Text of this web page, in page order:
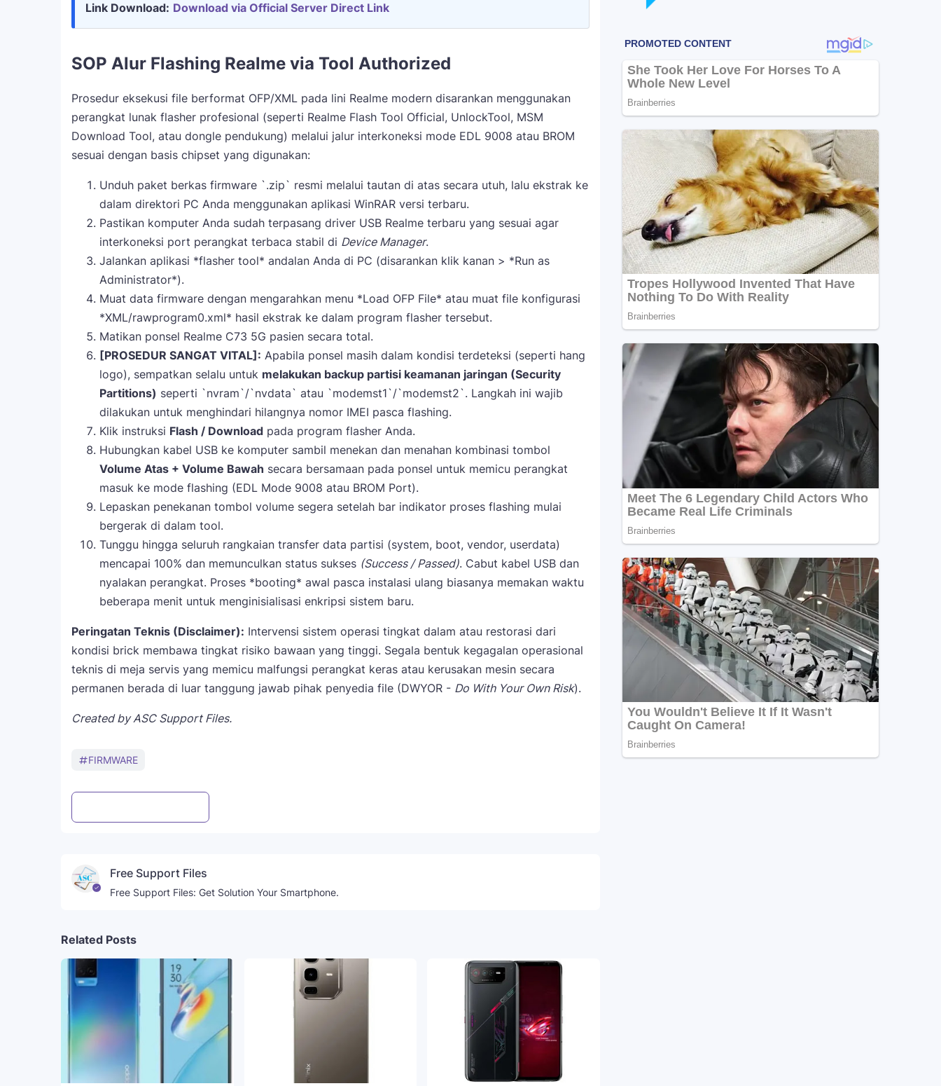
Link Download: Download via Official Server Direct Link
SOP Alur Flashing Realme via Tool Authorized
Prosedur eksekusi file berformat OFP/XML pada lini Realme modern disarankan menggunakan
perangkat lunak flasher profesional (seperti Realme Flash Tool Official, UnlockTool, MSM
Download Tool, atau dongle pendukung) melalui jalur interkoneksi mode EDL 9008 atau BROM
sesuai dengan basis chipset yang digunakan:
Unduh paket berkas firmware `.zip` resmi melalui tautan di atas secara utuh, lalu ekstrak ke
dalam direktori PC Anda menggunakan aplikasi WinRAR versi terbaru.
Pastikan komputer Anda sudah terpasang driver USB Realme terbaru yang sesuai agar
interkoneksi port perangkat terbaca stabil di Device Manager.
Jalankan aplikasi *flasher tool* andalan Anda di PC (disarankan klik kanan > *Run as
Administrator*).
Muat data firmware dengan mengarahkan menu *Load OFP File* atau muat file konfigurasi
*XML/rawprogram0.xml* hasil ekstrak ke dalam program flasher tersebut.
Matikan ponsel Realme C73 5G pasien secara total.
[PROSEDUR SANGAT VITAL]: Apabila ponsel masih dalam kondisi terdeteksi (seperti hang
logo), sempatkan selalu untuk melakukan backup partisi keamanan jaringan (Security
Partitions) seperti `nvram`/`nvdata` atau `modemst1`/`modemst2`. Langkah ini wajib
dilakukan untuk menghindari hilangnya nomor IMEI pasca flashing.
Klik instruksi Flash / Download pada program flasher Anda.
Hubungkan kabel USB ke komputer sambil menekan dan menahan kombinasi tombol
Volume Atas + Volume Bawah secara bersamaan pada ponsel untuk memicu perangkat
masuk ke mode flashing (EDL Mode 9008 atau BROM Port).
Lepaskan penekanan tombol volume segera setelah bar indikator proses flashing mulai
bergerak di dalam tool.
Tunggu hingga seluruh rangkaian transfer data partisi (system, boot, vendor, userdata)
mencapai 100% dan memunculkan status sukses (Success / Passed). Cabut kabel USB dan
nyalakan perangkat. Proses *booting* awal pasca instalasi ulang biasanya memakan waktu
beberapa menit untuk menginisialisasi enkripsi sistem baru.
Peringatan Teknis (Disclaimer): Intervensi sistem operasi tingkat dalam atau restorasi dari
kondisi brick membawa tingkat risiko bawaan yang tinggi. Segala bentuk kegagalan operasional
teknis di meja servis yang memicu malfungsi perangkat keras atau kerusakan mesin secara
permanen berada di luar tanggung jawab pihak penyedia file (DWYOR - Do With Your Own Risk).
Created by ASC Support Files.
FIRMWARE
Free Support Files
Free Support Files: Get Solution Your Smartphone.
Related Posts